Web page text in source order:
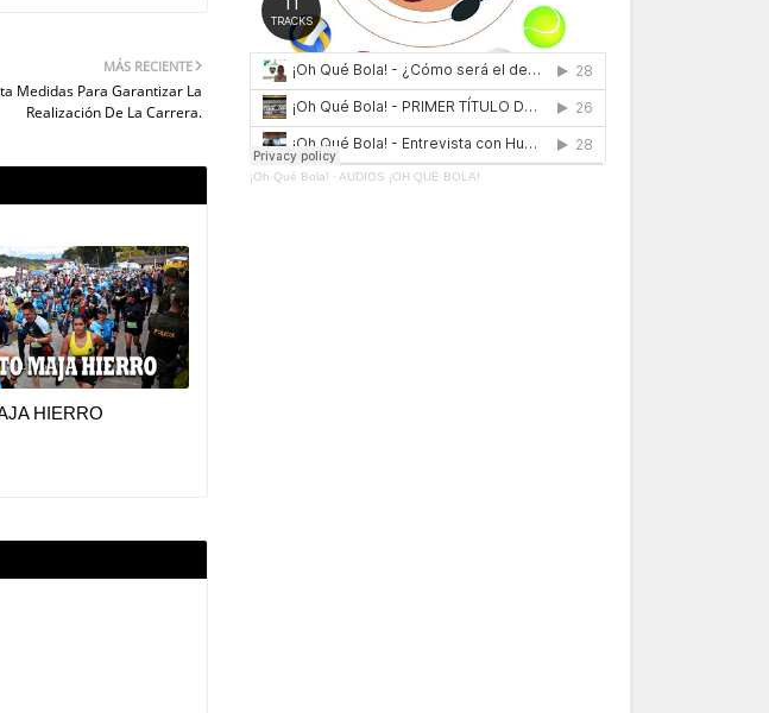
MÁS RECIENTE
Medidas Para Garantizar La
Realización De La Carrera.
HIERRO
¡Oh Qué Bola! · AUDIOS ¡OH QUÉ BOLA!